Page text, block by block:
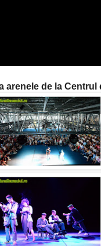
arenele de la Centrul